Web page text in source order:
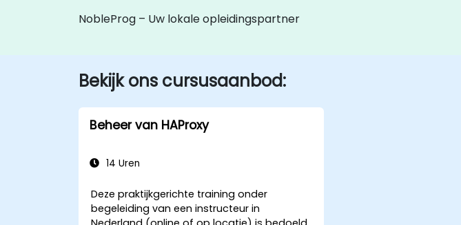
NobleProg – Uw lokale opleidingspartner
Bekijk ons cursusaanbod:
Beheer van HAProxy
14 Uren
Deze praktijkgerichte training onder
begeleiding van een instructeur in